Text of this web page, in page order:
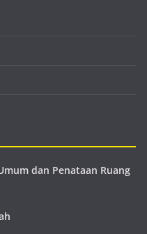
dan Penataan Ruang